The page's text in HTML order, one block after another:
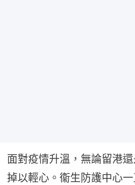
面對疫情升溫，無論留港
掉以輕心。衞生防護中心